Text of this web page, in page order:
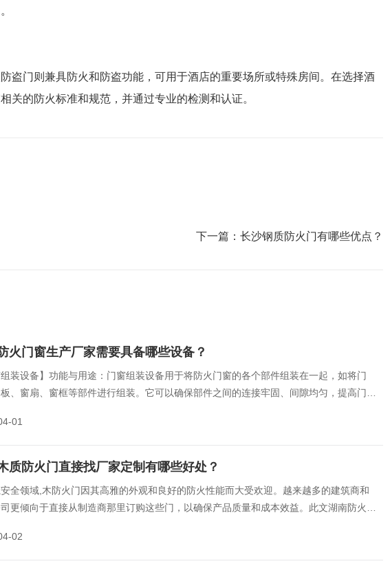
盗门则兼具防火和防盗功能，可用于酒店的重要场所或特殊房间。在选择酒
关的防火标准和规范，并通过专业的检测和认证。
下一篇： 长沙钢质防火门有哪些优点？
火门窗生产厂家需要具备哪些设备？
组装设备】功能与用途：门窗组装设备用于将防火门窗的各个部件组装在一起，如将门
、窗扇、窗框等部件进行组装。它可以确保部件之间的连接牢固、间隙均匀，提高门窗
01
质防火门直接找厂家定制有哪些好处？
全领域,木防火门因其高雅的外观和良好的防火性能而大受欢迎。越来越多的建筑商和
更倾向于直接从制造商那里订购这些门，以确保产品质量和成本效益。此文湖南防火门
02